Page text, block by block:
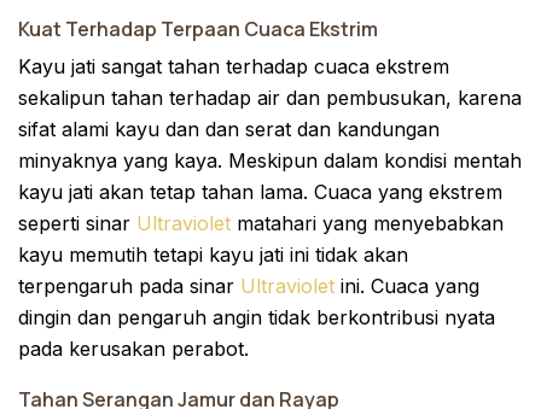
Kuat Terhadap Terpaan Cuaca Ekstrim
Kayu jati sangat tahan terhadap cuaca ekstrem
sekalipun tahan terhadap air dan pembusukan, karena
sifat alami kayu dan dan serat dan kandungan
minyaknya yang kaya. Meskipun dalam kondisi mentah
kayu jati akan tetap tahan lama. Cuaca yang ekstrem
seperti sinar Ultraviolet matahari yang menyebabkan
kayu memutih tetapi kayu jati ini tidak akan
terpengaruh pada sinar Ultraviolet ini. Cuaca yang
dingin dan pengaruh angin tidak berkontribusi nyata
pada kerusakan perabot.
Tahan Serangan Jamur dan Rayap